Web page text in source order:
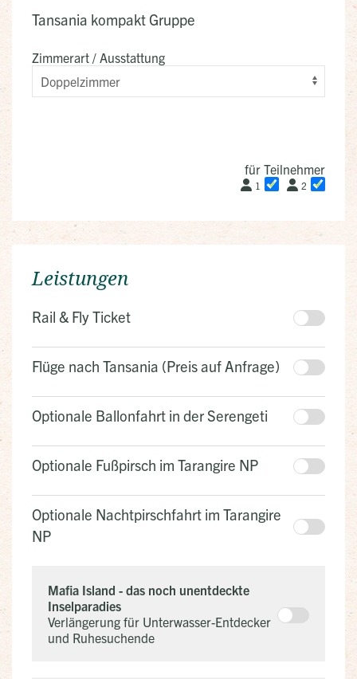
Tansania kompakt Gruppe
Zimmerart / Ausstattung
für Teilnehmer
1 2
Leistungen
Rail & Fly Ticket
Flüge nach Tansania (Preis auf Anfrage)
Optionale Ballonfahrt in der Serengeti
Optionale Fußpirsch im Tarangire NP
Optionale Nachtpirschfahrt im Tarangire
NP
Mafia Island - das noch unentdeckte
Inselparadies
Verlängerung für Unterwasser-Entdecker
und Ruhesuchende